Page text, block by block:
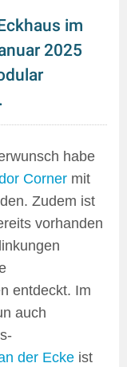
im
2025
habe
Corner mit
Zudem ist
vorhanden
entdeckt. Im
auch
der Ecke ist